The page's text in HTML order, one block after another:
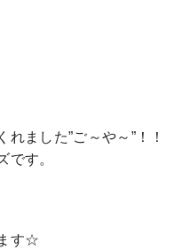
ました”ご～や～”！！
です。
す☆